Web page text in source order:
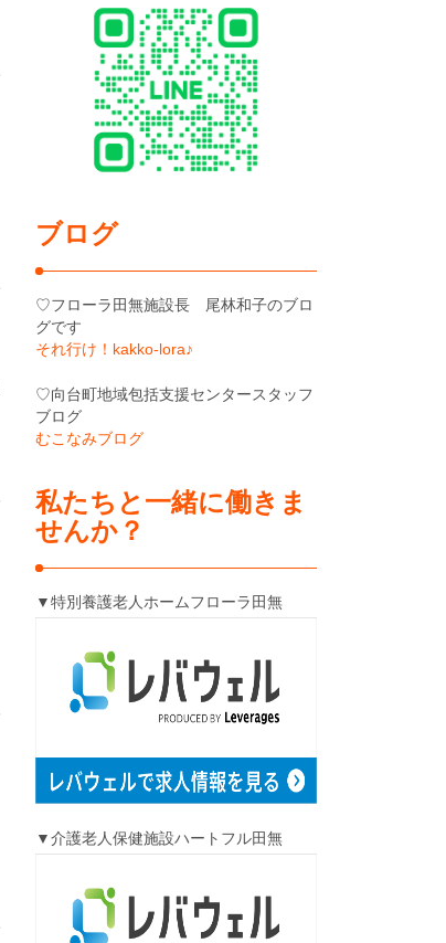
ブログ
♡フローラ田無施設長 尾林和子のブロ
グです
それ行け！kakko-lora♪
♡向台町地域包括支援センタースタッフ
ブログ
むこなみブログ
私たちと一緒に働きま
せんか？
▼特別養護老人ホームフローラ田無
▼介護老人保健施設ハートフル田無